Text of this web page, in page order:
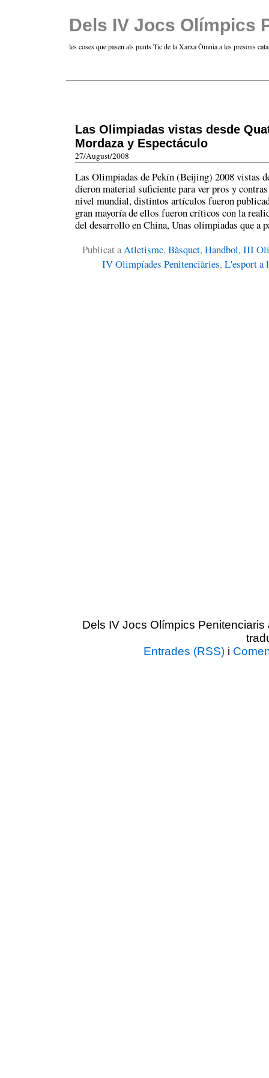
Dels IV Jocs Olímpics
les coses que pasen als punts Tic de la Xarxa Òmnia a les presons
Las Olimpiadas vistas desde
Mordaza y Espectáculo
27/August/2008
Las Olimpiadas de Pekín (Beijing) 2008 vistas
dieron material suficiente para ver pros y
nivel mundial, distintos artículos fueron
gran mayoría de ellos fueron críticos con la
del desarrollo en China, Unas olimpiadas que
Publicat aAtletisme, Bàsquet, Handbol, III
IV Olimpíades Penitenciàries, L'esport a
Dels IV Jocs Olímpics
Entrades (RSS) i